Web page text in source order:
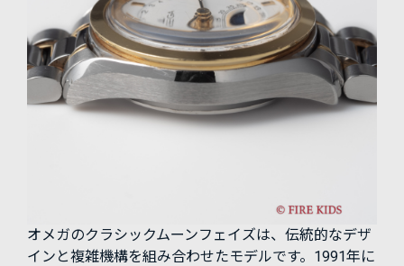
オメガのクラシックムーンフェイズは、伝統的なデザ
インと複雑機構を組み合わせたモデルです。1991年に